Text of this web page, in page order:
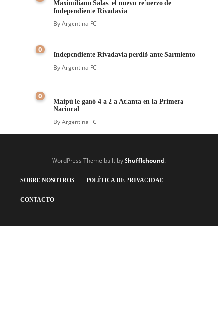
Maximiliano Salas, el nuevo refuerzo de
Independiente Rivadavia
ByArgentina FC
0
Independiente Rivadavia perdió ante Sarmiento
ByArgentina FC
0
Maipú le ganó 4 a 2 a Atlanta en la Primera
Nacional
ByArgentina FC
WordPress Theme built byShufflehound.
SOBRE NOSOTROS POLÍTICA DE PRIVACIDAD
CONTACTO